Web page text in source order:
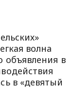
волна
объявления в
в «девятый